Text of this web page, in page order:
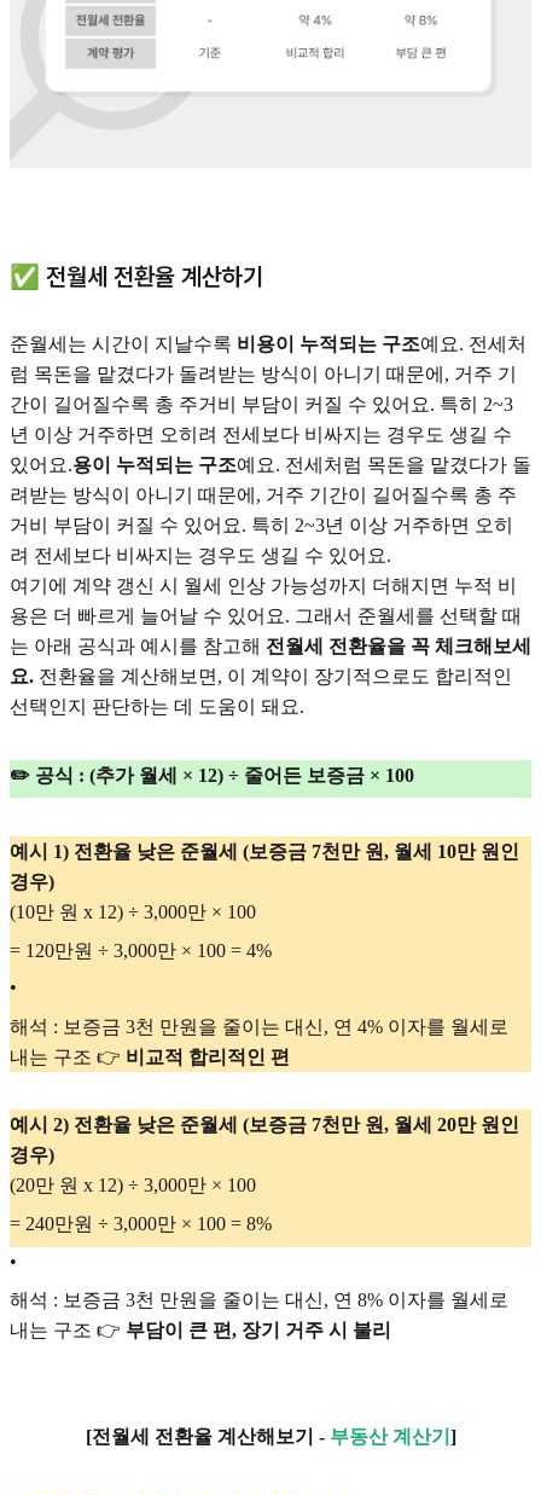
✅ 전월세 전환율 계산하기
준월세는 시간이 지날수록 비용이 누적되는 구조예요. 전세처
럼 목돈을 맡겼다가 돌려받는 방식이 아니기 때문에, 거주 기
간이 길어질수록 총 주거비 부담이 커질 수 있어요. 특히 2~3
년 이상 거주하면 오히려 전세보다 비싸지는 경우도 생길 수
있어요.용이 누적되는 구조예요. 전세처럼 목돈을 맡겼다가 돌
려받는 방식이 아니기 때문에, 거주 기간이 길어질수록 총 주
거비 부담이 커질 수 있어요. 특히 2~3년 이상 거주하면 오히
려 전세보다 비싸지는 경우도 생길 수 있어요.
여기에 계약 갱신 시 월세 인상 가능성까지 더해지면 누적 비
용은 더 빠르게 늘어날 수 있어요. 그래서 준월세를 선택할 때
는 아래 공식과 예시를 참고해 전월세 전환율을 꼭 체크해보세
요. 전환율을 계산해보면, 이 계약이 장기적으로도 합리적인
선택인지 판단하는 데 도움이 돼요.
✏️ 공식 : (추가 월세 × 12) ÷ 줄어든 보증금 × 100
예시 1) 전환율 낮은 준월세 (보증금 7천만 원, 월세 10만 원인
경우)
(10만 원 x 12) ÷ 3,000만 × 100
= 120만원 ÷ 3,000만 × 100 = 4%
•
해석 : 보증금 3천 만원을 줄이는 대신, 연 4% 이자를 월세로
내는 구조 👉 비교적 합리적인 편
예시 2) 전환율 낮은 준월세 (보증금 7천만 원, 월세 20만 원인
경우)
(20만 원 x 12) ÷ 3,000만 × 100
= 240만원 ÷ 3,000만 × 100 = 8%
•
해석 : 보증금 3천 만원을 줄이는 대신, 연 8% 이자를 월세로
내는 구조 👉 부담이 큰 편, 장기 거주 시 불리
[전월세 전환율 계산해보기 - 부동산 계산기 ]